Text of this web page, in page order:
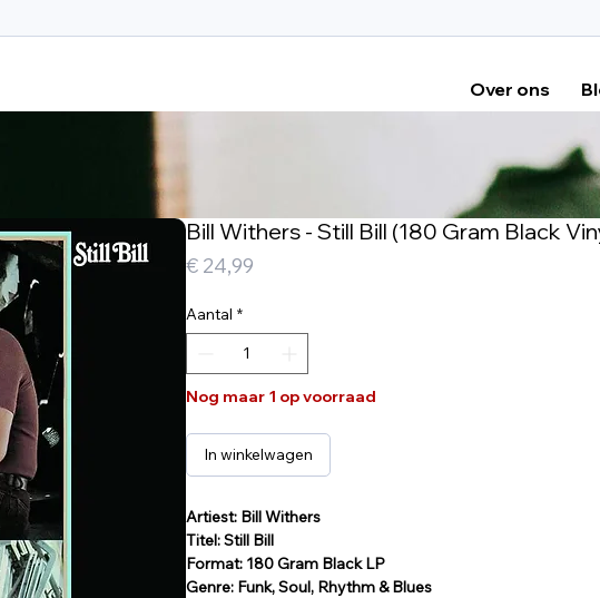
Over ons
Bill Withers - Still Bill (180 Gram Black
€ 24,99
Aantal *
Nog maar 1 op voorraad
In winkelwagen
Artiest: Bill Withers
Titel: Still Bill
Format: 180 Gram Black LP
Genre: Funk, Soul, Rhythm & Blues